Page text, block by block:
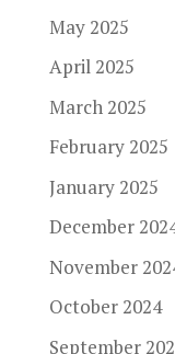
May 2025
April 2025
March 2025
February 2025
January 2025
December
November
October 2024
September